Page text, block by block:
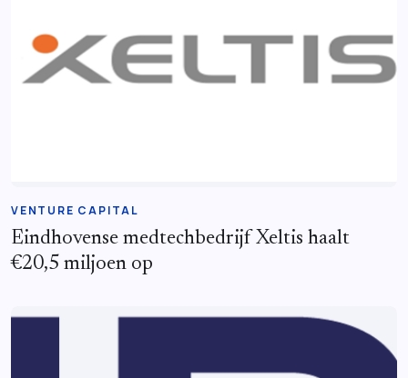
VENTURE CAPITAL
Eindhovense medtechbedrijf Xeltis haalt
€20,5 miljoen op